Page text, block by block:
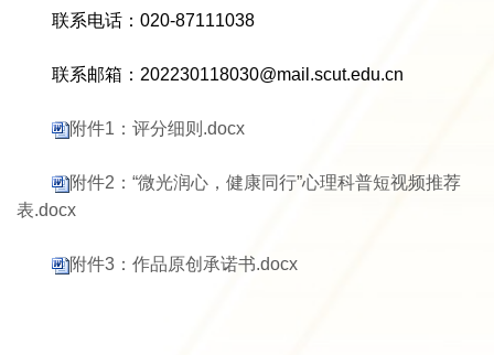
联系电话：020-87111038
联系邮箱：202230118030@mail.scut.edu.cn
附件1：评分细则.docx
附件2：“微光润心，健康同行”心理科普短视频推荐
表.docx
附件3：作品原创承诺书.docx